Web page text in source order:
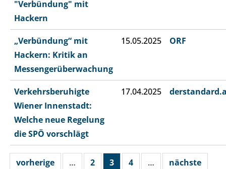
"Verbündung" mit
Hackern
„Verbündung“ mit
Hackern: Kritik an
Messengerüberwachung
15.05.2025 ORF
Verkehrsberuhigte
Wiener Innenstadt:
Welche neue Regelung
die SPÖ vorschlägt
17.04.2025
vorherige … 2 3 4 … nächste